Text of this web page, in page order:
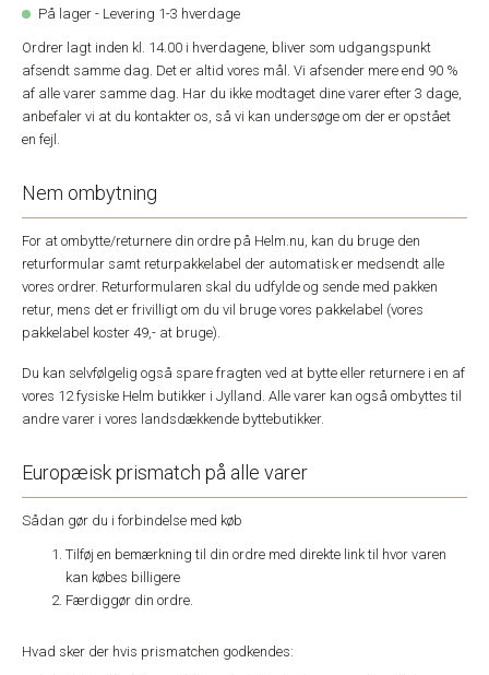
På lager - Levering 1-3 hverdage
Ordrer lagt inden kl. 14.00 i hverdagene, bliver som udgangspunkt
afsendt samme dag. Det er altid vores mål. Vi afsender mere end 90 %
af alle varer samme dag. Har du ikke modtaget dine varer efter 3 dage,
anbefaler vi at du kontakter os, så vi kan undersøge om der er opstået
en fejl.
Nem ombytning
For at ombytte/returnere din ordre på Helm.nu, kan du bruge den
returformular samt returpakkelabel der automatisk er medsendt alle
vores ordrer. Returformularen skal du udfylde og sende med pakken
retur, mens det er frivilligt om du vil bruge vores pakkelabel (vores
pakkelabel koster 49,- at bruge).
Du kan selvfølgelig også spare fragten ved at bytte eller returnere i en af
vores 12 fysiske Helm butikker i Jylland. Alle varer kan også ombyttes til
andre varer i vores landsdækkende byttebutikker.
Europæisk prismatch på alle varer
Sådan gør du i forbindelse med køb
Tilføj en bemærkning til din ordre med direkte link til hvor varen
kan købes billigere
Færdiggør din ordre.
Hvad sker der hvis prismatchen godkendes: